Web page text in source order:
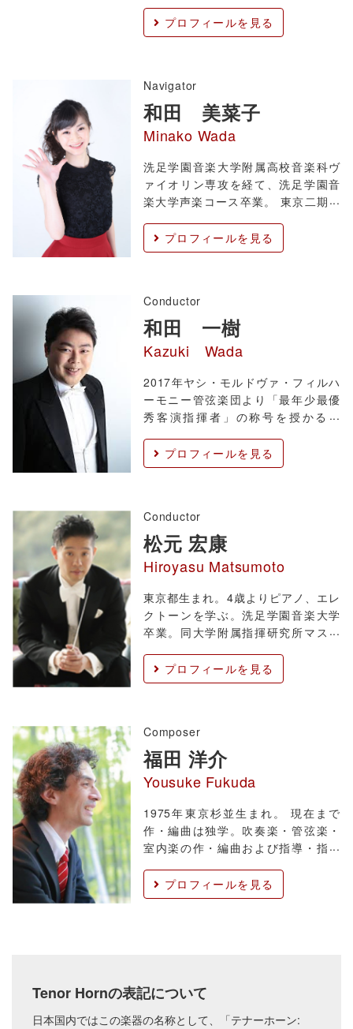
後ヨーロッパ各地の国際指揮マスタ
ークラスに選抜され、J.パヌラ、H.
りミュンヘン
プロフィールを見る
Navigator
和田 美菜子
Minako Wada
洗足学園音楽大学附属高校音楽科ヴ
ァイオリン専攻を経て、洗足学園音
楽大学声楽コース卒業。 東京二期会
修了。東京二期会主催「二期会 新進
声楽家の夕べ」出演。 オペラでは
タ、『フィガロの
プロフィールを見る
Conductor
和田 一樹
Kazuki Wada
2017年ヤシ・モルドヴァ・フィルハ
ーモニー管弦楽団より「最年少最優
秀客演指揮者」の称号を授かる。
回ブカレスト国際指揮者コンクール
にて準優勝を果たす。 2011年第31回
揮。 2
プロフィールを見る
Conductor
松元 宏康
Hiroyasu Matsumoto
東京都生まれ。4歳よりピアノ、エレ
クトーンを学ぶ。洗足学園音楽大学
卒業。同大学附属指揮研究所マスタ
ーモニー管弦楽団指揮研究員に、
2006年には副指揮者に就任しプロ指
フィルハー
プロフィールを見る
Composer
福田 洋介
Yousuke Fukuda
1975年東京杉並生まれ。 現在まで
作・編曲は独学。吹奏楽・管弦楽・
室内楽の作・編曲および指導・指揮
数出版され、国内外で作品の評価が
近年高まっている。 佐渡裕＆シエナ
プロフィールを見る
Tenor Hornの表記について
日本国内ではこの楽器の名称として、「テナーホーン: